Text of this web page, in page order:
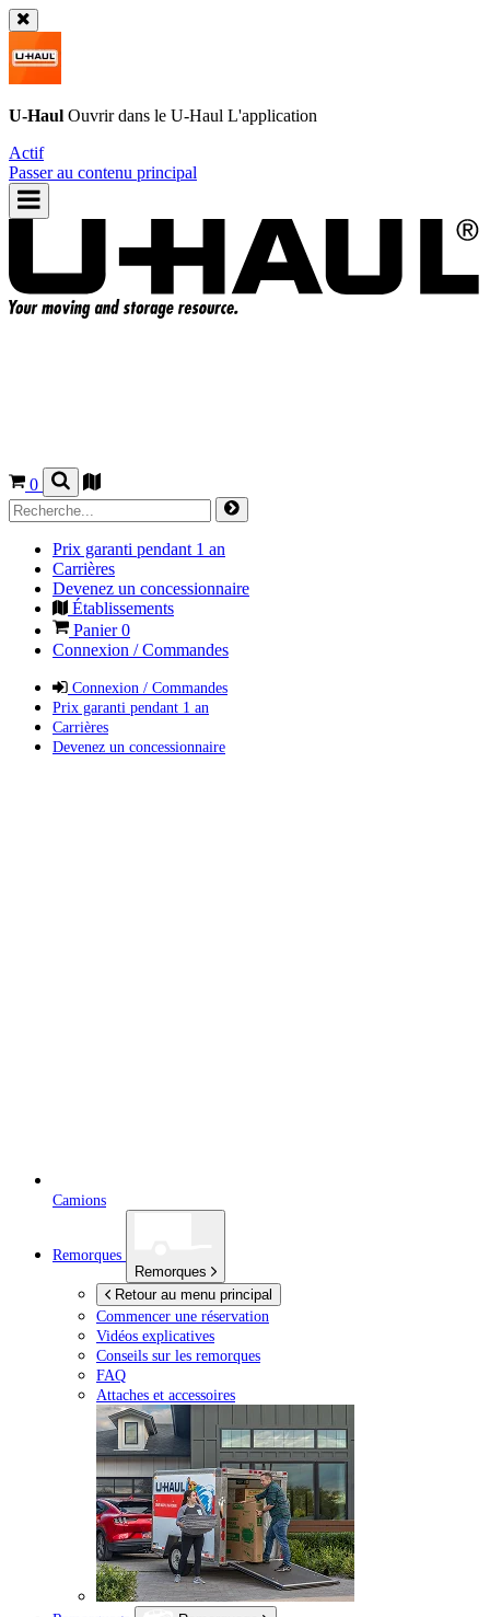
U-Haul Ouvrir dans le U-Haul L'application
Actif
Passer au contenu principal
0
Prix garanti pendant 1 an
Carrières
Devenez un concessionnaire
Établissements
Panier0
Connexion / Commandes
Connexion / Commandes
Prix garanti pendant 1 an
Carrières
Devenez un concessionnaire
Camions
Remorques
Remorques
Retour au menu principal
Commencer une réservation
Vidéos explicatives
Conseils sur les remorques
FAQ
Attaches et accessoires